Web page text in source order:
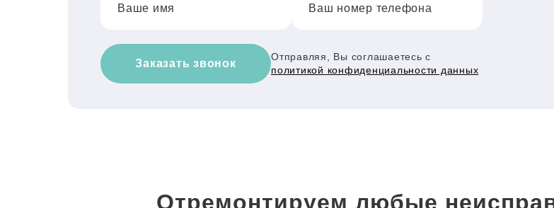
Ваше имя Ваш номер телефона
Заказать звонок
Отправляя, Вы соглашаетесь с
политикой конфиденциальности данных
Отремонтируем любые